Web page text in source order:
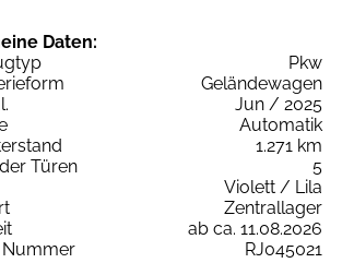
Daten:
Pkw
Geländewagen
Jun / 2025
Automatik
1.271 km
Türen
5
Violett / Lila
Zentrallager
ab ca. 11.08.2026
Nummer
RJ045021